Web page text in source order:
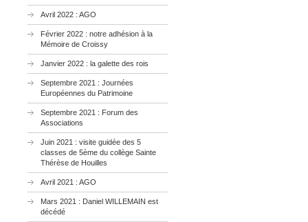
Avril 2022 : AGO
Février 2022 : notre adhésion à la
Mémoire de Croissy
Janvier 2022 : la galette des rois
Septembre 2021 : Journées
Européennes du Patrimoine
Septembre 2021 : Forum des
Associations
Juin 2021 : visite guidée des 5
classes de 5ème du collège Sainte
Thérèse de Houilles
Avril 2021 : AGO
Mars 2021 : Daniel WILLEMAIN est
décédé